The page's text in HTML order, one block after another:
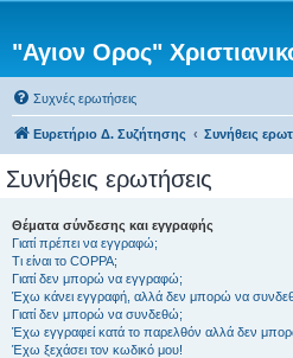
"Αγιον Ορος"
Συχνές ερωτήσεις
Ευρετήριο Δ. Συζήτησης Συνήθεις
Συνήθεις ερωτήσεις
Θέματα σύνδεσης και εγγραφής
Γιατί πρέπει να εγγραφώ;
Τι είναι το COPPA;
Γιατί δεν μπορώ να εγγραφώ;
Έχω κάνει εγγραφή, αλλά δεν μπορώ να
Γιατί δεν μπορώ να συνδεθώ;
Έχω εγγραφεί κατά το παρελθόν αλλά δεν
Έχω ξεχάσει τον κωδικό μου!